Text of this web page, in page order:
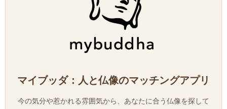
マイブッダ：人と仏像のマッチングアプリ
今の気分や惹かれる雰囲気から、あなたに合う仏像を探して